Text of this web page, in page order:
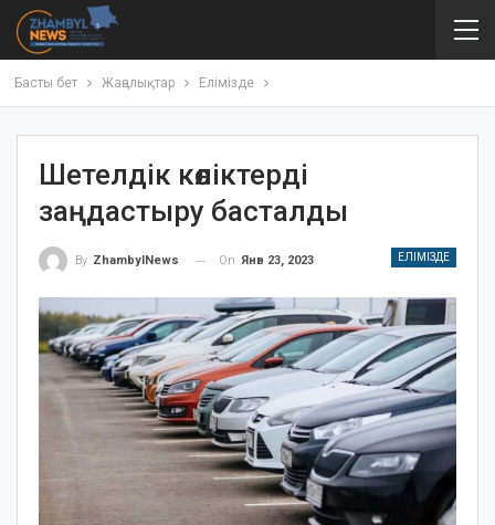
Басты бет Жаңалықтар Елімізде
Шетелдік көліктерді
заңдастыру басталды
ЕЛІМІЗДЕ
By ZhambylNews On Янв 23, 2023